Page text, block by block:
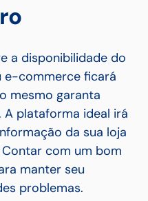
a disponibilidade do
e-commerce ficará
mesmo garanta
A plataforma ideal irá
da sua loja
com um bom
manter seu
problemas.